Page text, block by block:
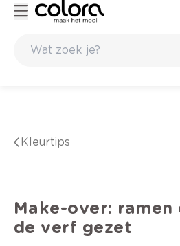
kleurtips
Make-over: ramen
de verf gezet